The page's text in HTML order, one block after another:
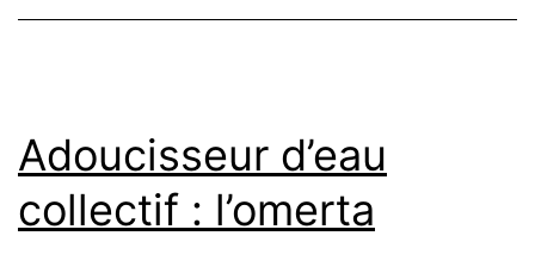
Adoucisseur d’eau
collectif : l’omerta